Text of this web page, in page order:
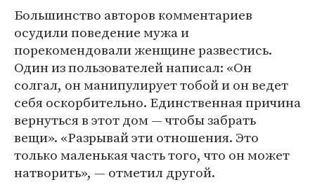
Большинство авторов комментариев
осудили поведение мужа и
порекомендовали женщине развестись.
Один из пользователей написал: «Он
солгал, он манипулирует тобой и он ведет
себя оскорбительно. Единственная причина
вернуться в этот дом — чтобы забрать
вещи». «Разрывай эти отношения. Это
только маленькая часть того, что он может
натворить», — отметил другой.